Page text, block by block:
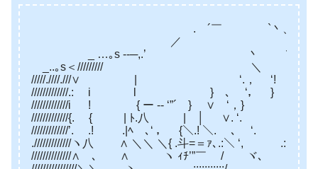
. ´￣ `丶、////
／ ヽ.////}
_ …｡s -‐─,.’ 丶 ＼
_..｡s＜///////// ＼
/////.////.///∨ | ‘.， ‘!
/////////////.: i l } ､ ‘， }
/////////////i ! { ー -‐ ‘”´ } ∨ ‘，}
/////////////{. { | ﾄ.八 | │ ∨. ‘.
/////////////’. .! .|ﾍ ､‘ ， {＼.! ＼. ､
./////////////ヽ八 ∧ ＼＼ ＼{ .斗=＝ｧ､.:＼
//////////////∧ ､ ∧ ヽ ｨﾁ’”￣ / ヾ､